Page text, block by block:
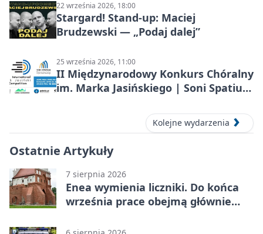
22 września 2026, 18:00
Stargard! Stand-up: Maciej
Brudzewski — „Podaj dalej”
25 września 2026, 11:00
II Międzynarodowy Konkurs Chóralny
im. Marka Jasińskiego | Soni Spatium
Kolejne wydarzenia
Ostatnie Artykuły
7 sierpnia 2026
Enea wymienia liczniki. Do końca
września prace obejmą głównie